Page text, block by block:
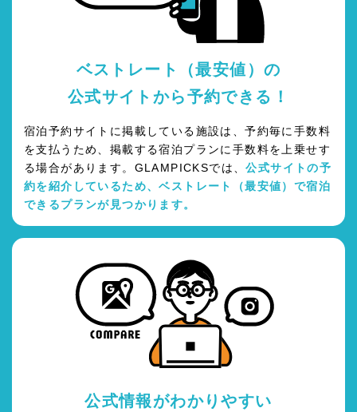
ベストレート（最安値）の
公式サイトから予約できる！
宿泊予約サイトに掲載している施設は、予約毎に手数料
を支払うため、掲載する宿泊プランに手数料を上乗せす
る場合があります。GLAMPICKSでは、公式サイトの予
約を紹介しているため、ベストレート（最安値）で宿泊
できるプランが見つかります。
公式情報がわかりやすい